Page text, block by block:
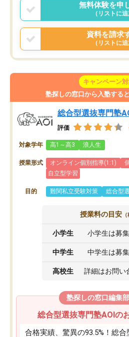
無料体験を申
（リストに追
資料を請求
（リストに追
キャンペーン
塾探しの窓口から入塾すると
総合型選抜専門塾
評価
対象学年 高1～高3 浪人生
授業形式 オンライン個別指導(1:1)
自立型学習
目的 難関私立受験対策 総合型
授業料の目安
小学生 小学生は募
中学生 中学生は募
高校生 詳細はお問い
塾探しの窓口編集
総合型選抜専門塾AOIの
合格実績、驚異の93.5%！総